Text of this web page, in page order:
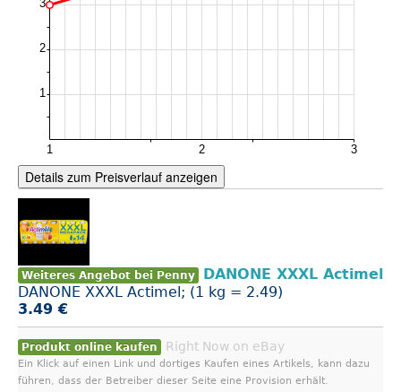
Details zum Preisverlauf anzeigen
Weiteres Angebot bei Penny
DANONE XXXL Actimel
DANONE XXXL Actimel; (1 kg = 2.49)
3.49 €
Produkt online kaufen Right Now on eBay
Ein Klick auf einen Link und dortiges Kaufen eines Artikels, kann dazu
führen, dass der Betreiber dieser Seite eine Provision erhält.